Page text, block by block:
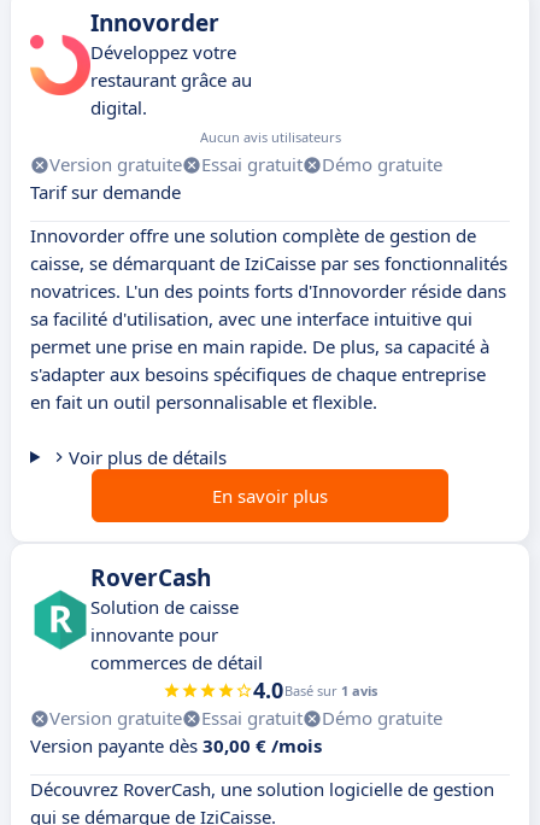
Innovorder
Développez votre
restaurant grâce au
digital.
Aucun avis utilisateurs
Version gratuite Essai gratuit
Démo gratuite
Tarif sur demande
Innovorder offre une solution complète de gestion de
caisse, se démarquant de IziCaisse par ses fonctionnalités
novatrices. L'un des points forts d'Innovorder réside dans
sa facilité d'utilisation, avec une interface intuitive qui
permet une prise en main rapide. De plus, sa capacité à
s'adapter aux besoins spécifiques de chaque entreprise
en fait un outil personnalisable et flexible.
Voir plus de détails
En savoir plus
RoverCash
Solution de caisse
innovante pour
commerces de détail
4.0Basé sur 1 avis
Version gratuite Essai gratuit
Démo gratuite
Version payante dès 30,00 € /mois
Découvrez RoverCash, une solution logicielle de gestion
qui se démarque de IziCaisse.